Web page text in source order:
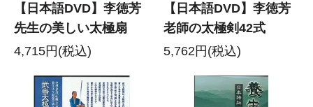
【日本語DVD】李徳芳
先生の美しい太極扇
4,715円(税込)
【日本語DVD】李徳芳
老師の太極剣42式
5,762円(税込)